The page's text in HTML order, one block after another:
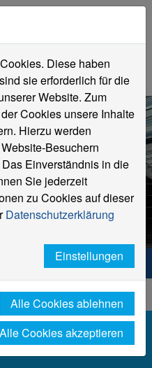
Niederrhein. Dein Weg.
für Schulen
Diese haben
sie erforderlich für die
Website. Zum
Cookies unsere Inhalte
Hierzu werden
Besuchern
Einverständnis in die
Sie jederzeit
zu Cookies auf dieser
Datenschutzerklärung
Einstellungen
Alle Cookies ablehnen
Alle Cookies akzeptieren